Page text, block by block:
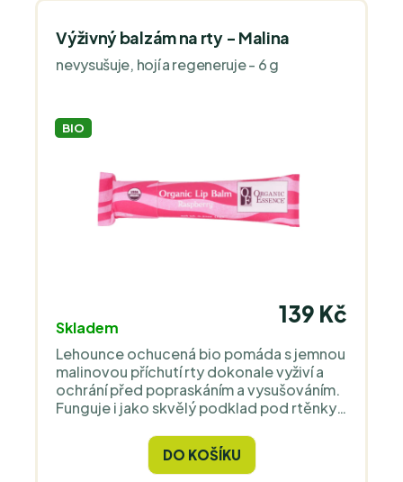
Výživný balzám na rty - Malina
nevysušuje, hojí a regeneruje - 6 g
BIO
Skladem
139 Kč
Lehounce ochucená bio pomáda s jemnou
malinovou příchutí rty dokonale vyživí a
ochrání před popraskáním a vysušováním.
Funguje i jako skvělý podklad pod rtěnky.
zero waste obalu.
DO KOŠÍKU